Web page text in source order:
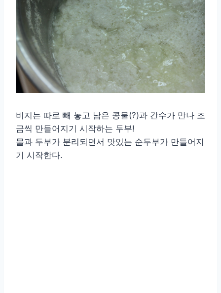
비지는 따로 빼 놓고 남은 콩물(?)과 간수가 만나 조
금씩 만들어지기 시작하는 두부!
물과 두부가 분리되면서 맛있는 순두부가 만들어지
기 시작한다.